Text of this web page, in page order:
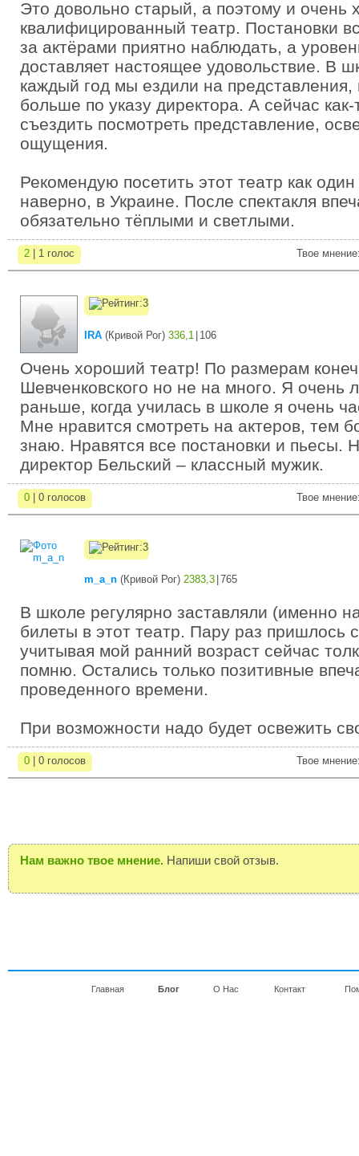
Это довольно старый, а поэтому и очень
квалифицированный театр. Постановки
за актёрами приятно наблюдать, а
доставляет настоящее удовольствие. В
каждый год мы ездили на
больше по указу директора. А сейчас
съездить посмотреть представление,
ощущения.
Рекомендую посетить этот театр как
наверно, в Украине. После спектакля
обязательно тёплыми и светлыми.
2 | 1 голос Твое
IRA (Кривой Рог) 336,1 106
Очень хороший театр! По размерам
Шевченковского но не на много. Я очень
раньше, когда училась в школе я очень
Мне нравится смотреть на актеров, тем
знаю. Нравятся все постановки и пьесы.
директор Бельский – классный мужик.
0 | 0 голосов Твое
m_a_n (Кривой Рог) 2383,3 765
В школе регулярно заставляли (именно
билеты в этот театр. Пару раз пришлось
учитывая мой ранний возраст сейчас
помню. Остались только позитивные
проведенного времени.
При возможности надо будет освежить
0 | 0 голосов Твое
Нам важно твое мнение. Напиши свой отзыв.
Главная Блог О Нас Контакт